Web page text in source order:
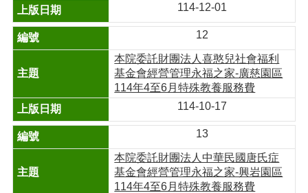
114-12-01
12
本院委託財團法人喜憨兒社會福利
基金會經營管理永福之家-廣慈園區
114年4至6月特殊教養服務費
114-10-17
13
本院委託財團法人中華民國唐氏症
基金會經營管理永福之家-興岩園區
114年4至6月特殊教養服務費